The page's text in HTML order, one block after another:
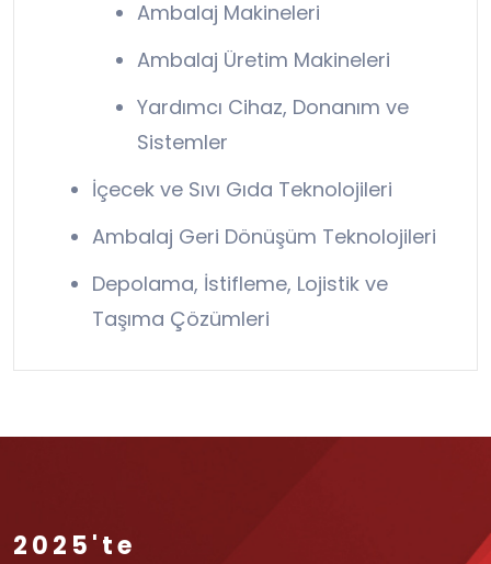
Ambalaj Makineleri
Ambalaj Üretim Makineleri
Yardımcı Cihaz, Donanım ve
Sistemler
İçecek ve Sıvı Gıda Teknolojileri
Ambalaj Geri Dönüşüm Teknolojileri
Depolama, İstifleme, Lojistik ve
Taşıma Çözümleri
2025'te